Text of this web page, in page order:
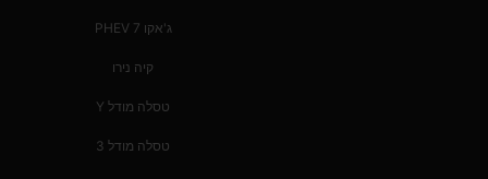
ג'אקו 7 PHEV
קיה נירו
טסלה מודל Y
טסלה מודל 3